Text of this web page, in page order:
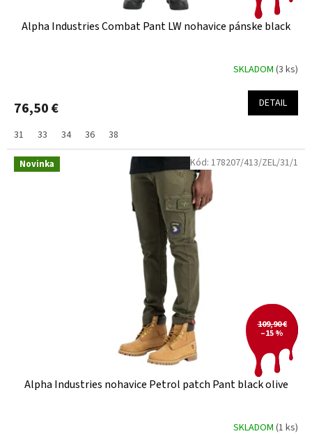
Alpha Industries Combat Pant LW nohavice pánske black
SKLADOM (3 ks)
76,50 € DETAIL
31 33 34 36 38
Novinka
109,90 €
–15 %
Alpha Industries nohavice Petrol patch Pant black olive
SKLADOM (1 ks)
Kód: 178207/413/ZEL/31/1